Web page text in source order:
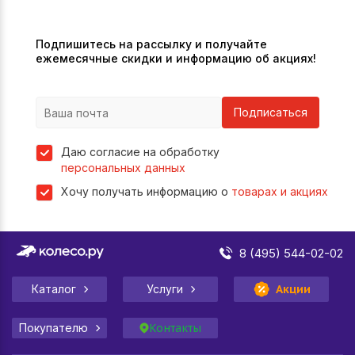
Подпишитесь на рассылку и получайте
ежемесячные скидки и информацию об акциях!
Подписаться
Даю согласие на обработку
персональных данных
Хочу получать информацию о товарах и акциях
8 (495) 544-02-02
Каталог Услуги Акции
Покупателю Контакты